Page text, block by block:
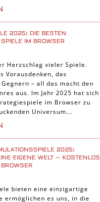
2025: DIE BESTEN
IM BROWSER
Herzschlag vieler Spiele.
Vorausdenken, das
– all das macht den
aus. Im Jahr 2025 hat sich
im Browser zu
Universum...
2025:
EIGENE WELT – KOSTENLOS
bieten eine einzigartige
ermöglichen es uns, in die